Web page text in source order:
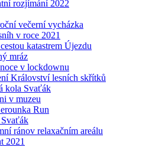
rozjímání 2022
večerní vycházka
v roce 2021
katastrem Újezdu
mráz
v lockdownu
Království lesních skřítků
kola Svaťák
v muzeu
Run
ránov relaxačním areálu
2021